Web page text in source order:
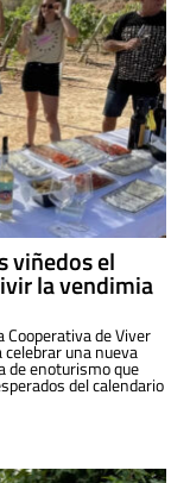
viñedos el
la vendimia
Cooperativa de Viver
una nueva
de enoturismo que
del calendario